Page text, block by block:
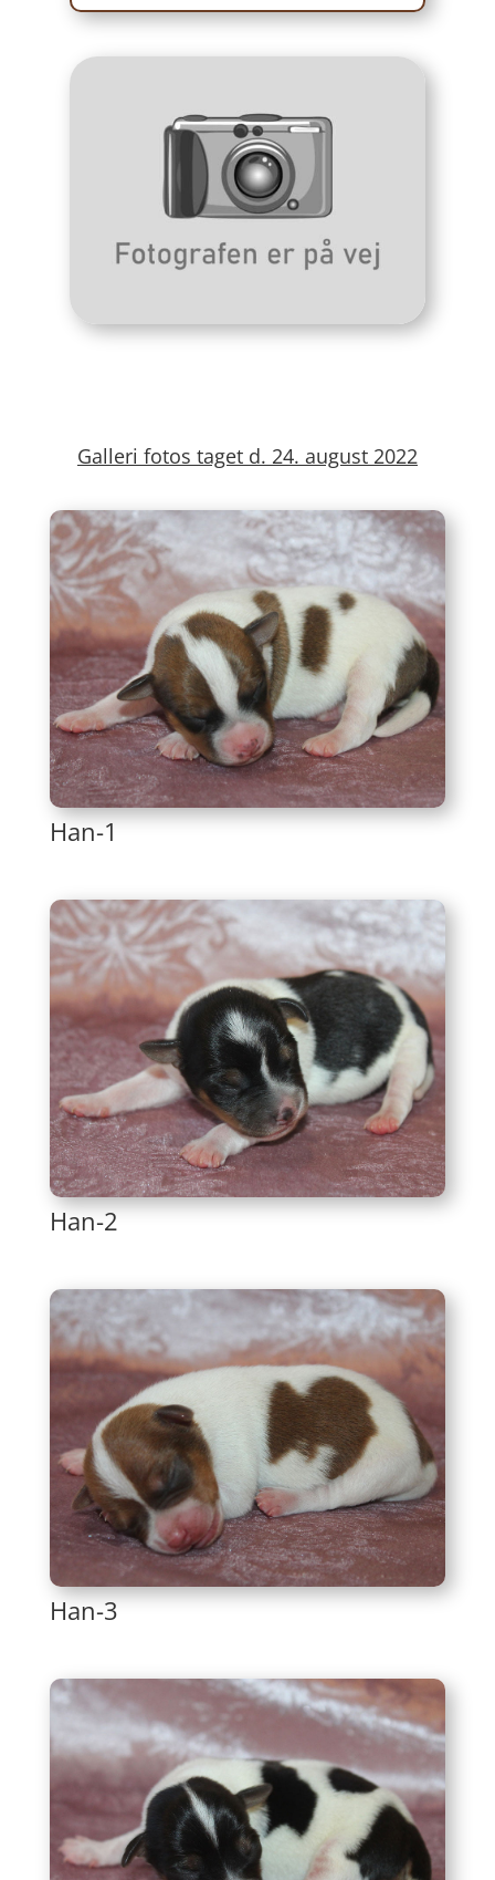
Galleri fotos taget d. 24. august 2022
Han-1
Han-2
Han-3